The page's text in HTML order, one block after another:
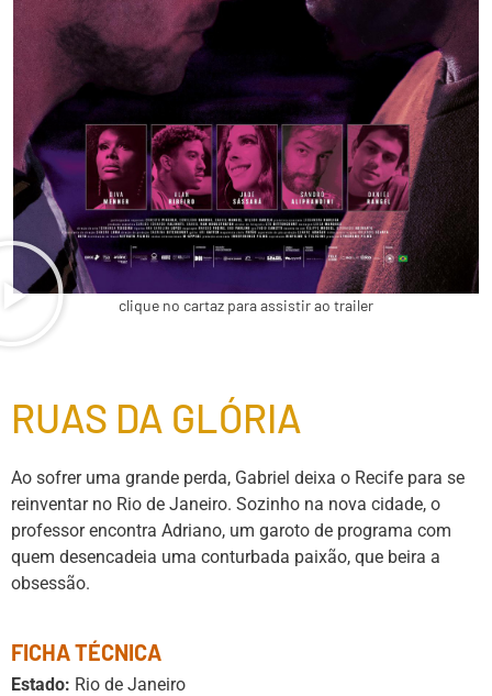
clique no cartaz para assistir ao trailer
RUAS DA GLÓRIA
Ao sofrer uma grande perda, Gabriel deixa o Recife para se
reinventar no Rio de Janeiro. Sozinho na nova cidade, o
professor encontra Adriano, um garoto de programa com
quem desencadeia uma conturbada paixão, que beira a
obsessão.
FICHA TÉCNICA
Estado: Rio de Janeiro